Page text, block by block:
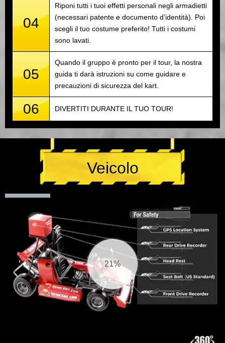
04
Riponi tutti i tuoi effetti personali negli armadietti
(necessari patente e documento d’identità). Poi
scegli il tuo costume preferito! Tutti i costumi
sono lavati.
05
Quando il gruppo è pronto per il tour, la nostra
guida ti darà istruzioni su come guidare e
precauzioni di sicurezza del kart.
06 DIVERTITI DURANTE IL TUO TOUR!
Veicolo
22%